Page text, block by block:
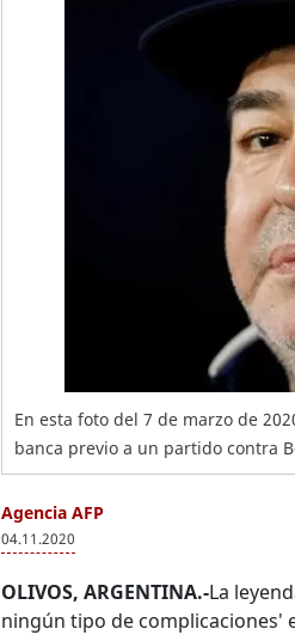
En esta foto del 7 de marzo de
banca previo a un partido contra
Agencia AFP
04.11.2020
OLIVOS, ARGENTINA.-La
ningún tipo de complicaciones'